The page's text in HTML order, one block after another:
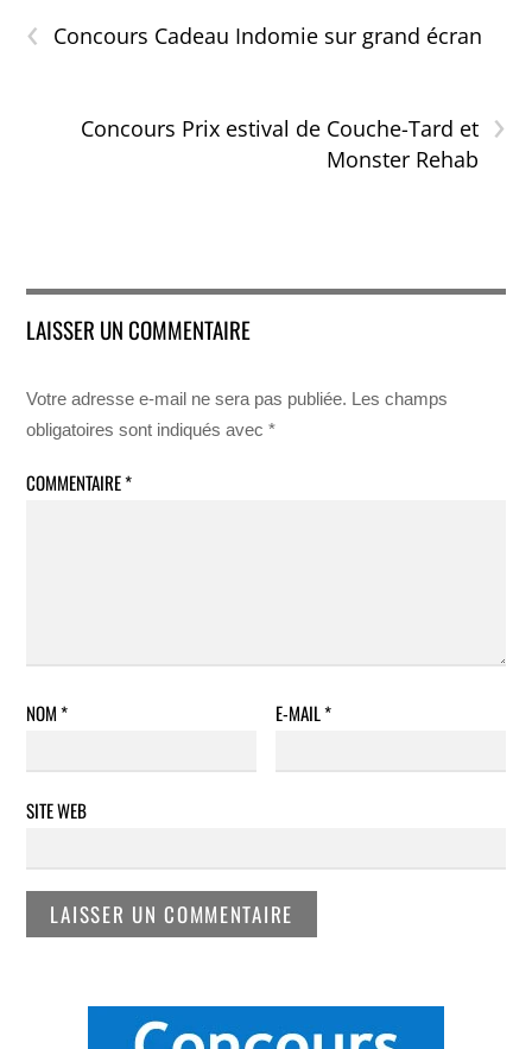
‹ Concours Cadeau Indomie sur grand écran
›
Concours Prix estival de Couche-Tard et
Monster Rehab
LAISSER UN COMMENTAIRE
Votre adresse e-mail ne sera pas publiée. Les champs
obligatoires sont indiqués avec*
COMMENTAIRE*
NOM* E-MAIL*
SITE WEB